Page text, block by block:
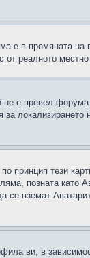
е в промяната
от реалното
е превел
принцип тези
позната като
вземат
ви, в